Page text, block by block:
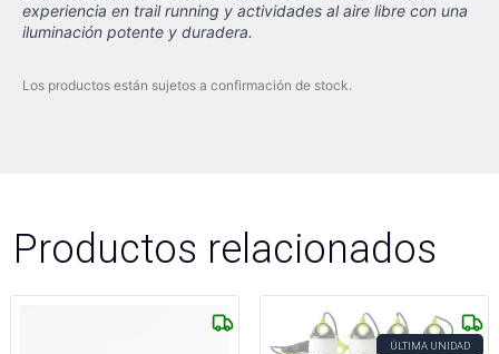
experiencia en trail running y actividades al aire libre con una
iluminación potente y duradera.
Los productos están sujetos a confirmación de stock.
Productos relacionados
ÚLTIMA UNIDAD